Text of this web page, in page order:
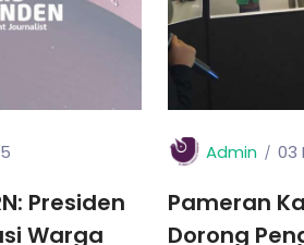
Presiden
Warga
Admin 03
Pameran
Dorong